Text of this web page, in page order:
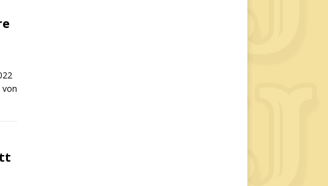
von